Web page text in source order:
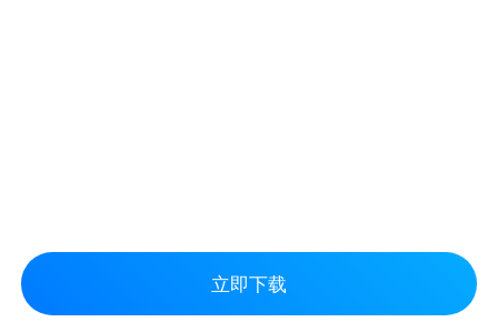
立即下载